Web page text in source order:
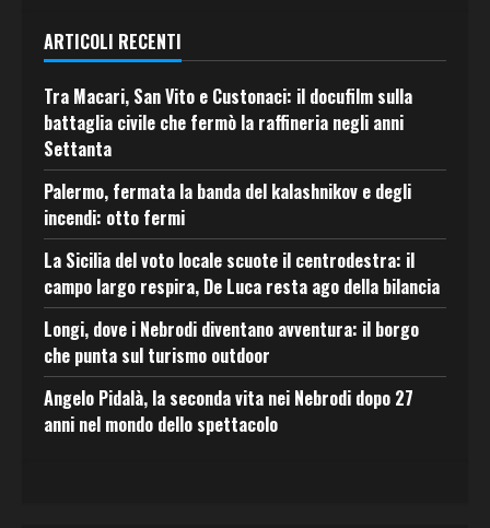
ARTICOLI RECENTI
Tra Macari, San Vito e Custonaci: il docufilm sulla
battaglia civile che fermò la raffineria negli anni
Settanta
Palermo, fermata la banda del kalashnikov e degli
incendi: otto fermi
La Sicilia del voto locale scuote il centrodestra: il
campo largo respira, De Luca resta ago della bilancia
Longi, dove i Nebrodi diventano avventura: il borgo
che punta sul turismo outdoor
Angelo Pidalà, la seconda vita nei Nebrodi dopo 27
anni nel mondo dello spettacolo